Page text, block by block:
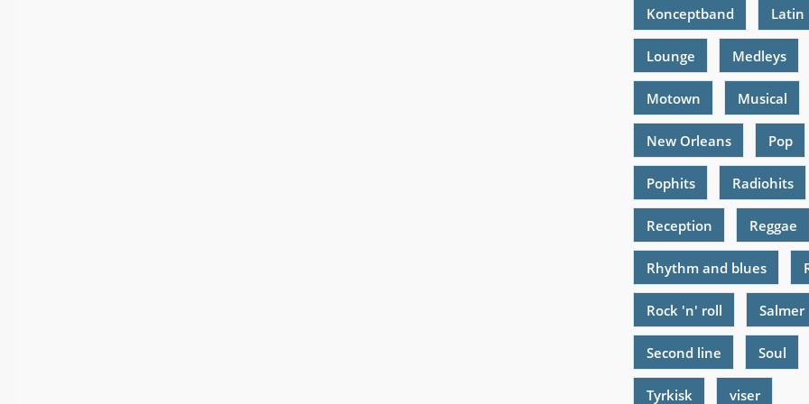
Konceptband Latin
Lounge Medleys
Motown Musical
New Orleans Pop
Pophits Radiohits
Reception Reggae
Rhythm and blues
Rock 'n' roll Salmer
Second line Soul
Tyrkisk viser